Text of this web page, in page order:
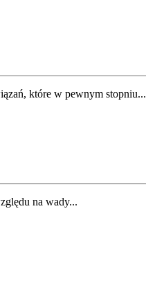
które w pewnym stopniu...
na wady...